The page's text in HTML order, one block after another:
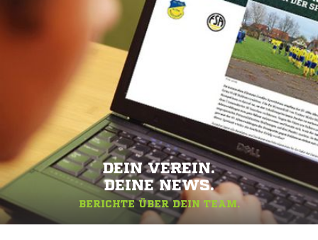
DEIN VEREIN.
DEINE NEWS.
BERICHTE ÜBER DEIN TEAM.